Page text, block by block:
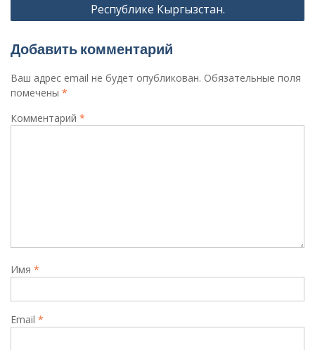
Республике Кыргызстан.
Добавить комментарий
Ваш адрес email не будет опубликован. Обязательные поля
помечены *
Комментарий *
Имя *
Email *